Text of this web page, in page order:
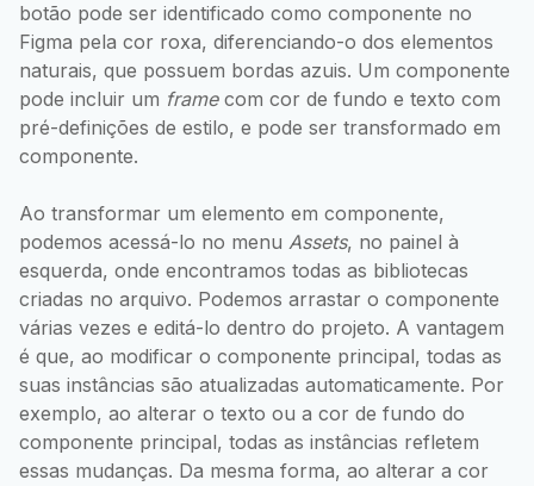
botão pode ser identificado como componente no
Figma pela cor roxa, diferenciando-o dos elementos
naturais, que possuem bordas azuis. Um componente
pode incluir um framecom cor de fundo e texto com
pré-definições de estilo, e pode ser transformado em
componente.
Ao transformar um elemento em componente,
podemos acessá-lo no menu Assets, no painel à
esquerda, onde encontramos todas as bibliotecas
criadas no arquivo. Podemos arrastar o componente
várias vezes e editá-lo dentro do projeto. A vantagem
é que, ao modificar o componente principal, todas as
suas instâncias são atualizadas automaticamente. Por
exemplo, ao alterar o texto ou a cor de fundo do
componente principal, todas as instâncias refletem
essas mudanças. Da mesma forma, ao alterar a cor